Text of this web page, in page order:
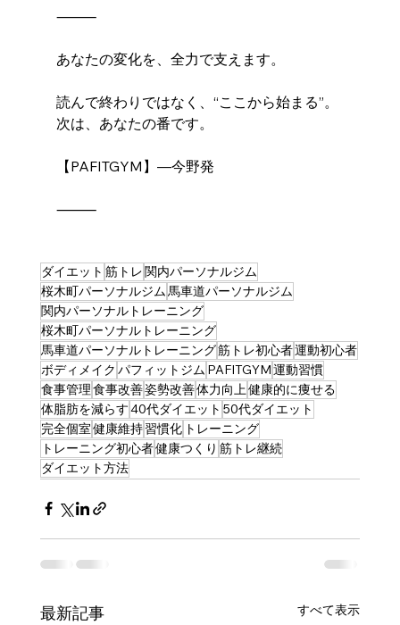
⸻
あなたの変化を、全力で支えます。
読んで終わりではなく、“ここから始まる”。
次は、あなたの番です。
【PAFITGYM】―今野発
⸻
ダイエット 筋トレ関内パーソナルジム
桜木町パーソナルジム馬車道パーソナルジム
関内パーソナルトレーニング
桜木町パーソナルトレーニング
馬車道パーソナルトレーニング筋トレ初心者運動初心者
ボディメイク パフィットジム PAFITGYM運動習慣
食事管理食事改善姿勢改善体力向上健康的に痩せる
体脂肪を減らす40代ダイエット 50代ダイエット
完全個室健康維持習慣化 トレーニング
トレーニング初心者健康つくり 筋トレ継続
ダイエット方法
最新記事 すべて表示